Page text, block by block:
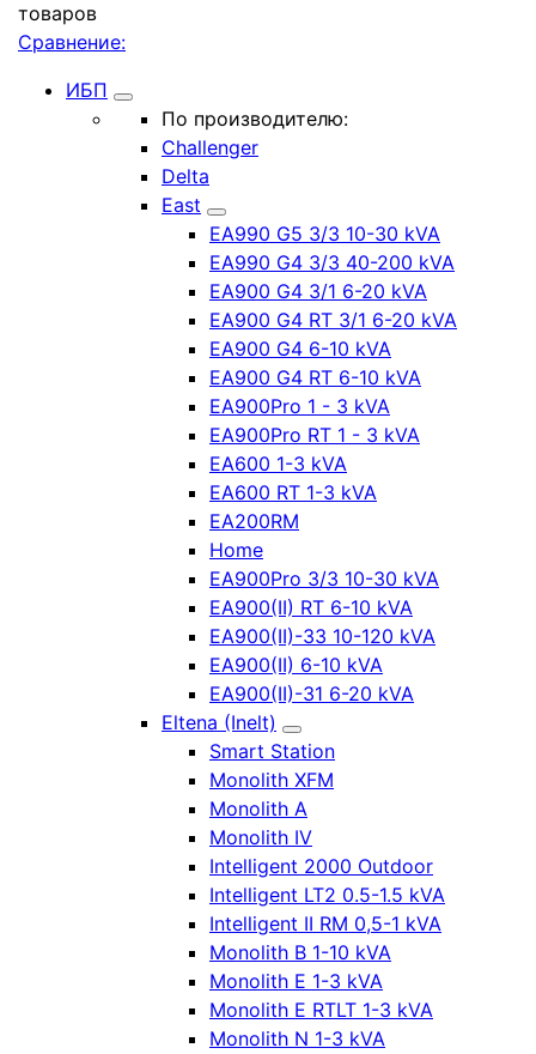
товаров
Сравнение:
ИБП
По производителю:
Challenger
Delta
East
EA990 G5 3/3 10-30 kVA
EA990 G4 3/3 40-200 kVA
EA900 G4 3/1 6-20 kVA
EA900 G4 RT 3/1 6-20 kVA
EA900 G4 6-10 kVA
EA900 G4 RT 6-10 kVA
EA900Pro 1 - 3 kVA
EA900Pro RT 1 - 3 kVA
EA600 1-3 kVA
EA600 RT 1-3 kVA
EA200RM
Home
EA900Pro 3/3 10-30 kVA
EA900(II) RT 6-10 kVA
EA900(II)-33 10-120 kVA
EA900(II) 6-10 kVA
EA900(II)-31 6-20 kVA
Eltena (Inelt)
Smart Station
Monolith XFM
Monolith A
Monolith IV
Intelligent 2000 Outdoor
Intelligent LT2 0.5-1.5 kVA
Intelligent II RM 0,5-1 kVA
Monolith B 1-10 kVA
Monolith E 1-3 kVA
Monolith E RTLT 1-3 kVA
Monolith N 1-3 kVA